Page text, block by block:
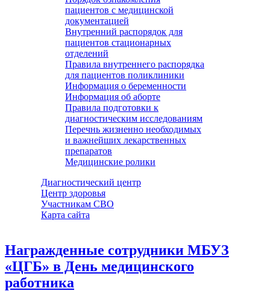
пациентов с медицинской
документацией
Внутренний распорядок для
пациентов стационарных
отделений
Правила внутреннего распорядка
для пациентов поликлиники
Информация о беременности
Информация об аборте
Правила подготовки к
диагностическим исследованиям
Перечнь жизненно необходимых
и важнейших лекарственных
препаратов
Медицинские ролики
Диагностический центр
Центр здоровья
Участникам СВО
Карта сайта
Награжденные сотрудники МБУЗ
«ЦГБ» в День медицинского
работника